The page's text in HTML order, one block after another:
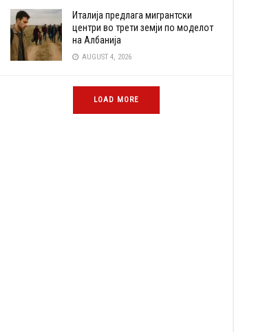
Италија предлага мигрантски
центри во трети земји по моделот
на Албанија
AUGUST 4, 2026
LOAD MORE